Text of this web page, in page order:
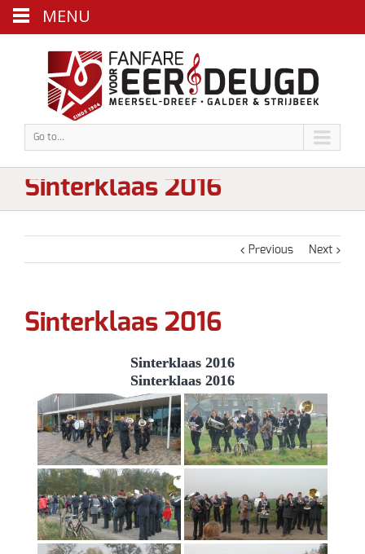
Go to...
Sinterklaas 2016
Previous Next
Sinterklaas 2016
Sinterklaas 2016
Sinterklaas 2016
MENU